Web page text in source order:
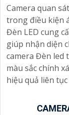
phù hợp trong
🛃1:"Chào anh/
với chiết khấu
ưu đãi đặc biệt
nhất cho nhu
️🏅️2: "Bạn muốn
giải pháp phù
"Chúng tôi
Camera quan
trong điều kiện
Đèn LED cung
giúp nhận diện
camera Đèn led
màu sắc chính
hiệu quả liên tục